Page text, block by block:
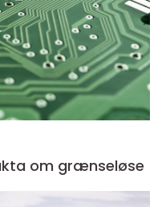
om grænseløse